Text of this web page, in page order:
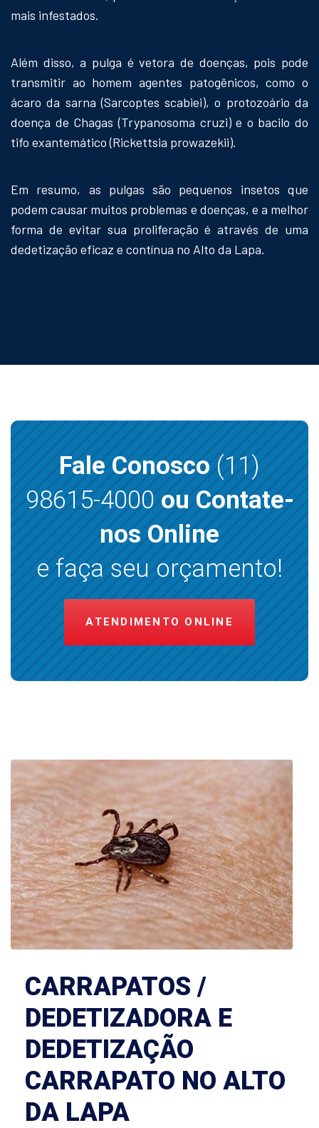
mais infestados.
Além disso, a pulga é vetora de doenças, pois pode
transmitir ao homem agentes patogênicos, como o
ácaro da sarna (Sarcoptes scabiei), o protozoário da
doença de Chagas (Trypanosoma cruzi) e o bacilo do
tifo exantemático (Rickettsia prowazekii).
Em resumo, as pulgas são pequenos insetos que
podem causar muitos problemas e doenças, e a melhor
forma de evitar sua proliferação é através de uma
dedetização eficaz e contínua no Alto da Lapa.
Fale Conosco(11)
98615-4000ou Contate-
nos Online
e faça seu orçamento!
ATENDIMENTO ONLINE
CARRAPATOS /
DEDETIZADORA E
DEDETIZAÇÃO
CARRAPATO NO ALTO
DA LAPA